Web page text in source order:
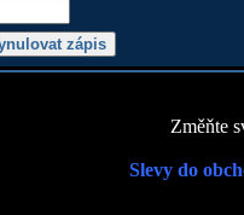
Změňte
Slevy do